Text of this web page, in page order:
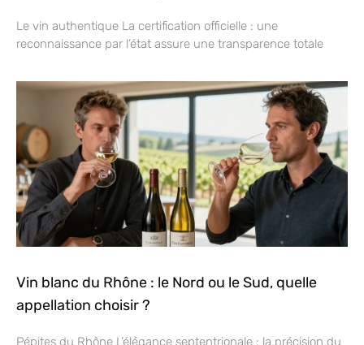
Le vin authentique La certification officielle : une
reconnaissance par l’état assure une transparence totale
Vin blanc du Rhône : le Nord ou le Sud, quelle
appellation choisir ?
Pépites du Rhône L’élégance septentrionale : la précision du